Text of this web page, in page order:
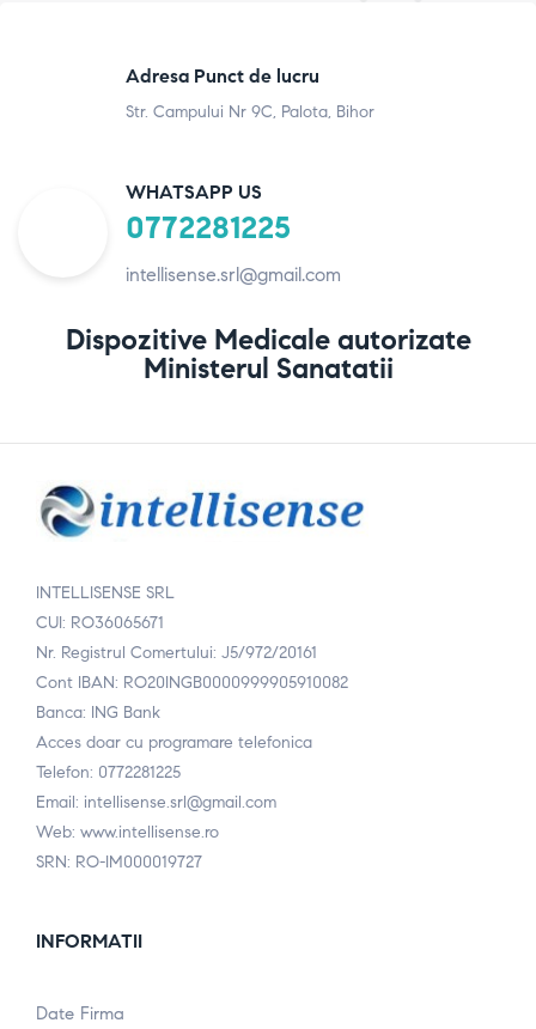
Adresa Punct de lucru
Str. Campului Nr 9C, Palota, Bihor
WHATSAPP US
0772281225
intellisense.srl@gmail.com
Dispozitive Medicale autorizate
Ministerul Sanatatii
INTELLISENSE SRL
CUI: RO36065671
Nr. Registrul Comertului: J5/972/20161
Cont IBAN: RO20INGB0000999905910082
Banca: ING Bank
Acces doar cu programare telefonica
Telefon: 0772281225
Email: intellisense.srl@gmail.com
Web: www.intellisense.ro
SRN: RO-IM000019727
INFORMATII
Date Firma